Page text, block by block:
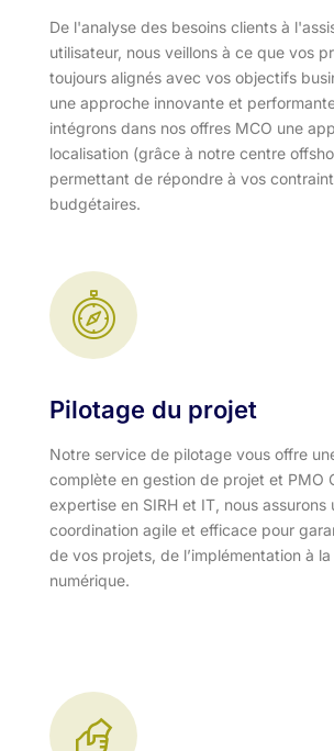
De l'analyse des besoins clients à
utilisateur, nous veillons à ce que vos
toujours alignés avec vos objectifs
une approche innovante et
intégrons dans nos offres MCO une
localisation (grâce à notre centre
permettant de répondre à vos
budgétaires.
Pilotage du projet
Notre service de pilotage vous offre
complète en gestion de projet et PMO
expertise en SIRH et IT, nous assurons
coordination agile et efficace pour
de vos projets, de l’implémentation à
numérique.